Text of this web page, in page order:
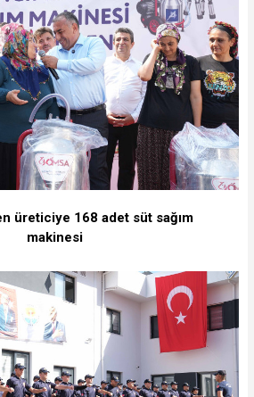
üreticiye 168 adet süt sağım
makinesi